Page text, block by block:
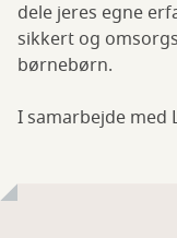
dele jeres egne
sikkert og
børnebørn.
I samarbejde med